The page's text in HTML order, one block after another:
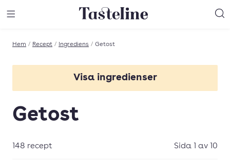
Till Tastelines startsida
Hem / Recept / Ingrediens / Getost
Visa ingredienser
Basilika
Choklad
Getost
148 recept Sida 1 av 10